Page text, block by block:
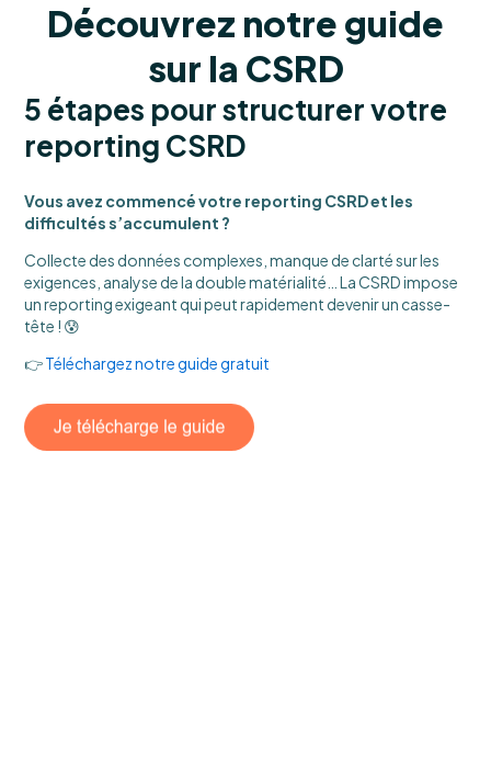
Découvrez notre guide
sur la CSRD
5 étapes pour structurer votre
reporting CSRD
Vous avez commencé votre reporting CSRD et les
difficultés s’accumulent ?
Collecte des données complexes, manque de clarté sur les
exigences, analyse de la double matérialité… La CSRD impose
un reporting exigeant qui peut rapidement devenir un casse-
tête ! 😰
👉Téléchargez notre guide gratuit